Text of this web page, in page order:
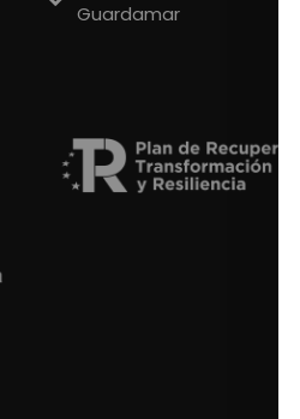
Guardamar